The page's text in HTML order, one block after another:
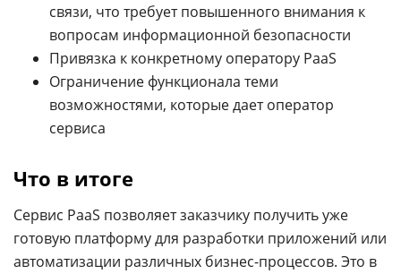
связи, что требует повышенного внимания к
вопросам информационной безопасности
Привязка к конкретному оператору PaaS
Ограничение функционала теми
возможностями, которые дает оператор
сервиса
Что в итоге
Сервис PaaS позволяет заказчику получить уже
готовую платформу для разработки приложений или
автоматизации различных бизнес-процессов. Это в